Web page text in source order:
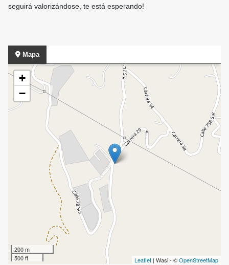
seguirá valorizándose, te está esperando!
Mapa
+
−
200 m
500 ft
Leaflet | Wasi - ©OpenStreetMap